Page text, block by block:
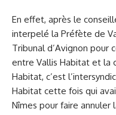
En effet, après le
interpelé la Préfète de
Tribunal d’Avignon pour
entre Vallis Habitat et la
Habitat, c’est
Habitat cette fois qui
Nîmes pour faire annuler